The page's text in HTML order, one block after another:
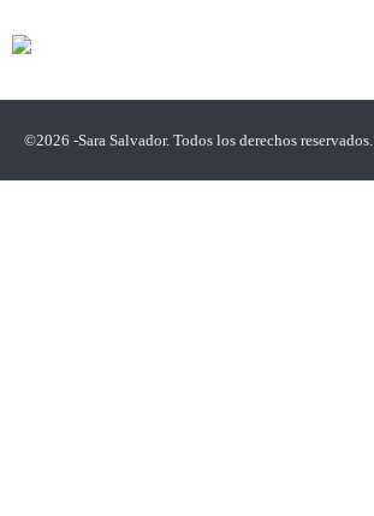
©2026 -Sara Salvador. Todos los derechos reservados.